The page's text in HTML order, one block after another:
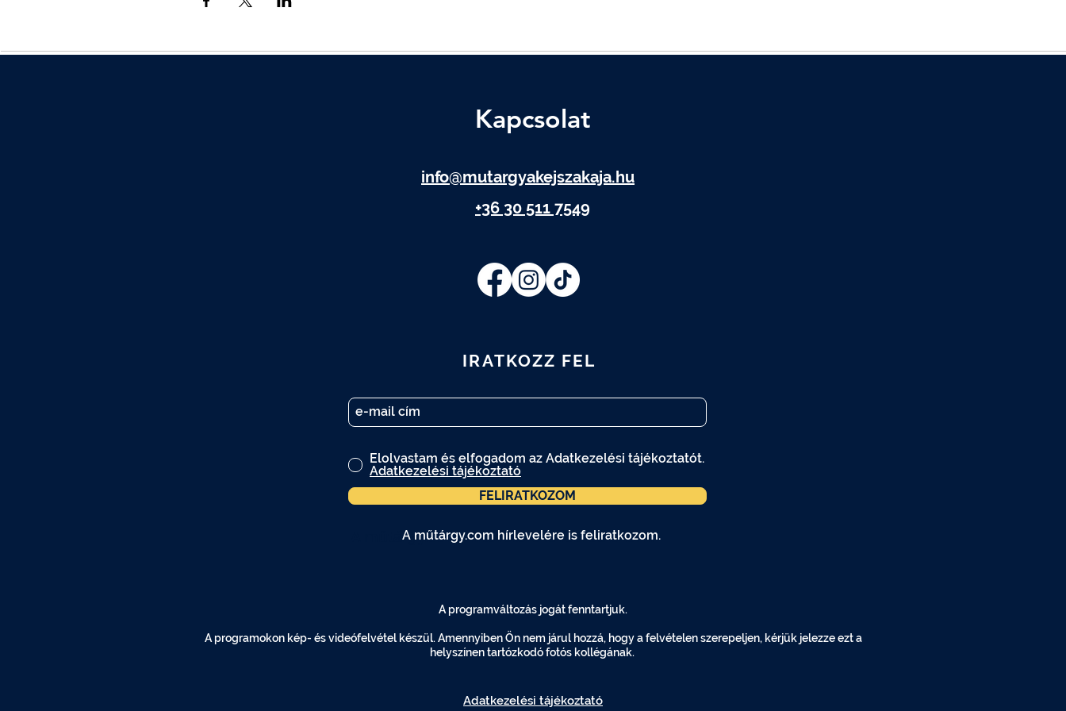
Kapcsolat
info@mutargyakejszakaja.hu
+36 30 511 7549
IRATKOZZ FEL
Elolvastam és elfogadom az Adatkezelési tájékoztatót.
Adatkezelési tájékoztató
FELIRATKOZOM
A műtárgy.com hírlevelére is feliratkozom.
A műtárgy.com hírlevelére is feliratkozom.
A programváltozás jogát fenntartjuk.
A programokon kép- és videófelvétel készül. Amennyiben Ön nem járul hozzá, hogy a felvételen szerepeljen, kérjük jelezze ezt a
helyszínen tartózkodó fotós kollégának.
Adatkezelési tájékoztató